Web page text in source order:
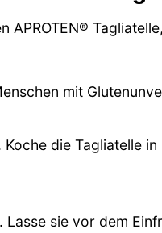
mit
die Tagliatelle
sie vor dem